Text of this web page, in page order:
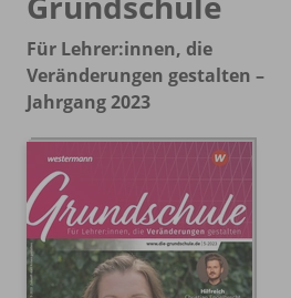
Für Lehrer:innen, die
Veränderungen gestalten –
Jahrgang 2023